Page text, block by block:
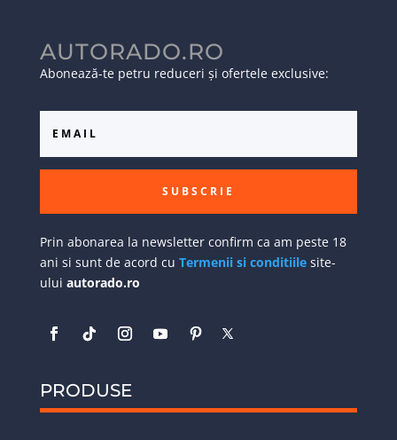
AUTORADO.RO
Abonează-te petru reduceri și ofertele exclusive:
SUBSCRIE
Prin abonarea la newsletter confirm ca am peste 18
ani si sunt de acord cu Termenii si conditiilesite-
ului autorado.ro
PRODUSE